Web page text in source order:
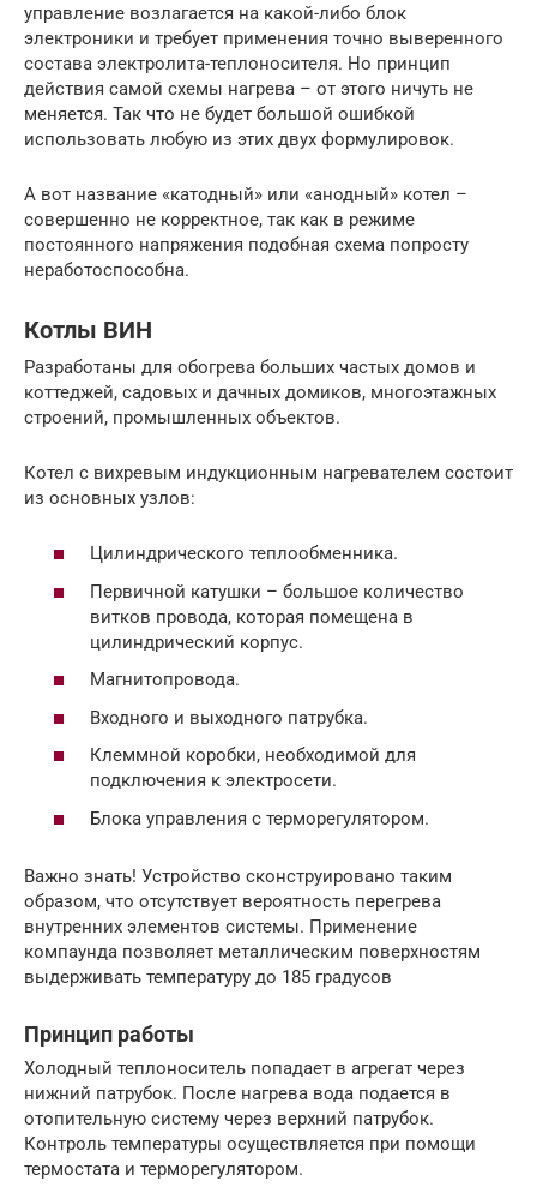
управление возлагается на какой-либо блок
электроники и требует применения точно выверенного
состава электролита-теплоносителя. Но принцип
действия самой схемы нагрева – от этого ничуть не
меняется. Так что не будет большой ошибкой
использовать любую из этих двух формулировок.
А вот название «катодный» или «анодный» котел –
совершенно не корректное, так как в режиме
постоянного напряжения подобная схема попросту
неработоспособна.
Котлы ВИН
Разработаны для обогрева больших частых домов и
коттеджей, садовых и дачных домиков, многоэтажных
строений, промышленных объектов.
Котел с вихревым индукционным нагревателем состоит
из основных узлов:
Цилиндрического теплообменника.
Первичной катушки – большое количество
витков провода, которая помещена в
цилиндрический корпус.
Магнитопровода.
Входного и выходного патрубка.
Клеммной коробки, необходимой для
подключения к электросети.
Блока управления с терморегулятором.
Важно знать! Устройство сконструировано таким
образом, что отсутствует вероятность перегрева
внутренних элементов системы. Применение
компаунда позволяет металлическим поверхностям
выдерживать температуру до 185 градусов
Принцип работы
Холодный теплоноситель попадает в агрегат через
нижний патрубок. После нагрева вода подается в
отопительную систему через верхний патрубок.
Контроль температуры осуществляется при помощи
термостата и терморегулятором.